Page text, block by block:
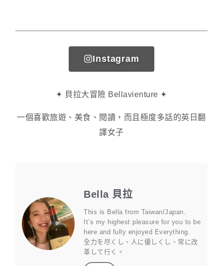
Instagram
✦ 貝拉大冒險 Bellavienture ✦
一個喜歡旅遊、美食、閱讀，而且極度多話的英日翻
譯女子
Bella 貝拉
This is Bella from Taiwan/Japan.
It’s my highest pleasure for you to be
here and fully enjoyed Everything.
全力を尽くし、人に優しくし、常に改
革して行く。